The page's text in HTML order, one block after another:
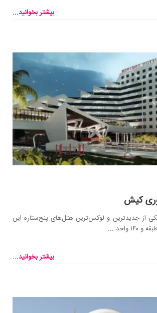
بیشتر بخوانید...
کیش
از جدیدترین و لوکس‌ترین هتل‌های پنج‌ستاره این
بیشتر بخوانید...